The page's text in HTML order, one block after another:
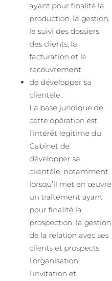
ayant pour finalité la
production, la gestion,
le suivi des dossiers
des clients, la
facturation et le
recouvrement.
de développer sa
clientèle :
La base juridique de
cette opération est
l’intérêt légitime du
Cabinet de
développer sa
clientèle, notamment
lorsqu’il met en œuvre
un traitement ayant
pour finalité la
prospection, la gestion
de la relation avec ses
clients et prospects,
l’organisation,
l’invitation et